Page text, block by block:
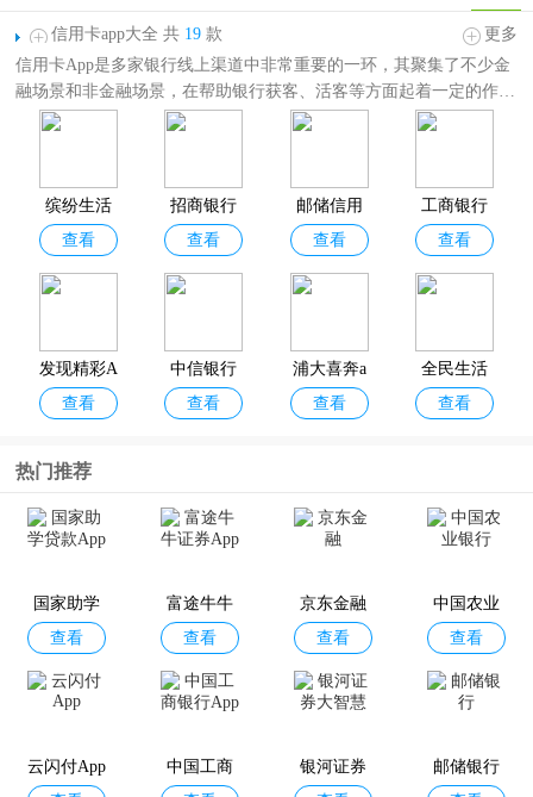
信用卡app大全 共 19 款
更多
信用卡App是多家银行线上渠道中非常重要的一环，其聚集了不少金
融场景和非金融场景，在帮助银行获客、活客等方面起着一定的作
用。下面小编为大家带来了
各大银行信用卡app
，其中包括缤纷生
求，旨在为用户提供便捷的信用卡管理服务。需要的用户欢迎分享收
藏！
缤纷生活
查看
招商银行
信用卡app
查看
邮储信用
卡
查看
工商银行
信用卡app
查看
发现精彩A
pp
查看
中信银行
信用卡
查看
浦大喜奔a
pp最新版
查看
全民生活
查看
卡牛信用
徽行信用
交通银行
刷新生活
蒙商信用
华彩生活A
广银信用
51信用卡
热门推荐
国家助学
贷款App
查看
富途牛牛
证券App
查看
京东金融
查看
中国农业
银行
查看
云闪付App
中国工商
银河证券
邮储银行